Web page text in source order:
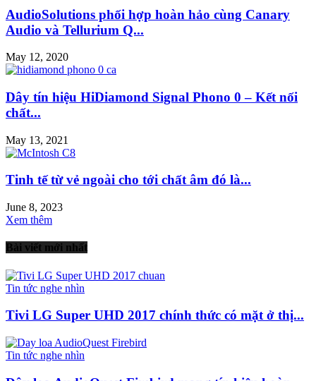
AudioSolutions phối hợp hoàn hảo cùng Canary
Audio và Tellurium Q...
May 12, 2020
Dây tín hiệu HiDiamond Signal Phono 0 – Kết nối
chất...
May 13, 2021
Tinh tế từ vẻ ngoài cho tới chất âm đó là...
June 8, 2023
Xem thêm
Bài viết mới nhất
Tin tức nghe nhìn
Tivi LG Super UHD 2017 chính thức có mặt ở thị...
Tin tức nghe nhìn